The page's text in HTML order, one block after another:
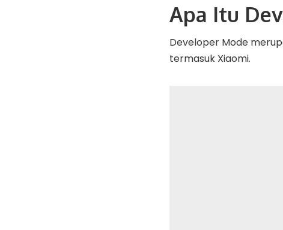
Apa Itu
Developer Mode
termasuk Xiaomi.